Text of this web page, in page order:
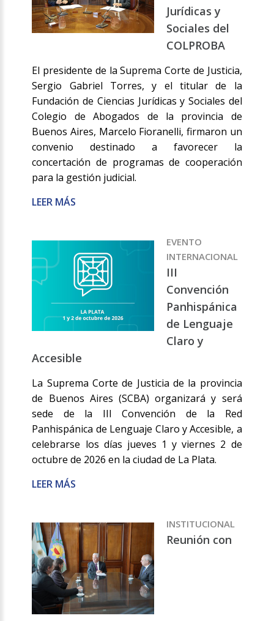
Jurídicas y
Sociales del
COLPROBA
El presidente de la Suprema Corte de Justicia,
Sergio Gabriel Torres, y el titular de la
Fundación de Ciencias Jurídicas y Sociales del
Colegio de Abogados de la provincia de
Buenos Aires, Marcelo Fioranelli, firmaron un
convenio destinado a favorecer la
concertación de programas de cooperación
para la gestión judicial.
LEER MÁS
EVENTO
INTERNACIONAL
III
Convención
Panhispánica
de Lenguaje
Claro y
Accesible
La Suprema Corte de Justicia de la provincia
de Buenos Aires (SCBA) organizará y será
sede de la III Convención de la Red
Panhispánica de Lenguaje Claro y Accesible, a
celebrarse los días jueves 1 y viernes 2 de
octubre de 2026 en la ciudad de La Plata.
LEER MÁS
INSTITUCIONAL
Reunión con